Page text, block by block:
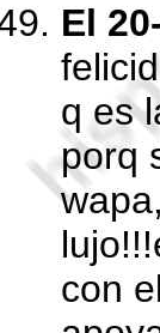
El
q es
porq
con